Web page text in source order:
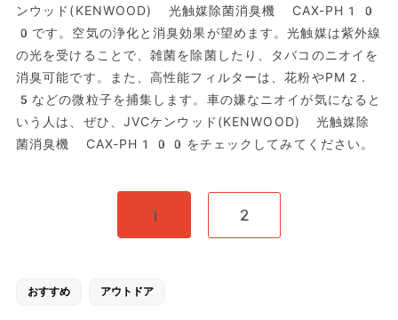
ンウッド(KENWOOD) 光触媒除菌消臭機 CAX-PH10
0です。空気の浄化と消臭効果が望めます。光触媒は紫外線
の光を受けることで、雑菌を除菌したり、タバコのニオイを
消臭可能です。また、高性能フィルターは、花粉やPM2.
5などの微粒子を捕集します。車の嫌なニオイが気になると
いう人は、ぜひ、JVCケンウッド(KENWOOD) 光触媒除
菌消臭機 CAX-PH100をチェックしてみてください。
1 2
おすすめ アウトドア